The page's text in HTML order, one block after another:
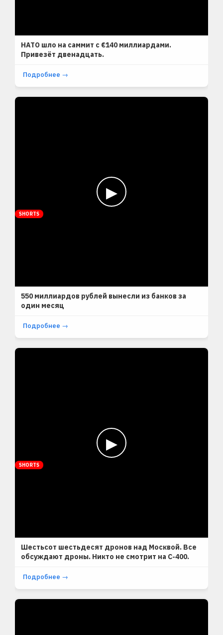
НАТО шло на саммит с €140 миллиардами.
Привезёт двенадцать.
Подробнее →
▶
SHORTS
550 миллиардов рублей вынесли из банков за
один месяц
Подробнее →
▶
SHORTS
Шестьсот шестьдесят дронов над Москвой. Все
обсуждают дроны. Никто не смотрит на С-400.
Подробнее →